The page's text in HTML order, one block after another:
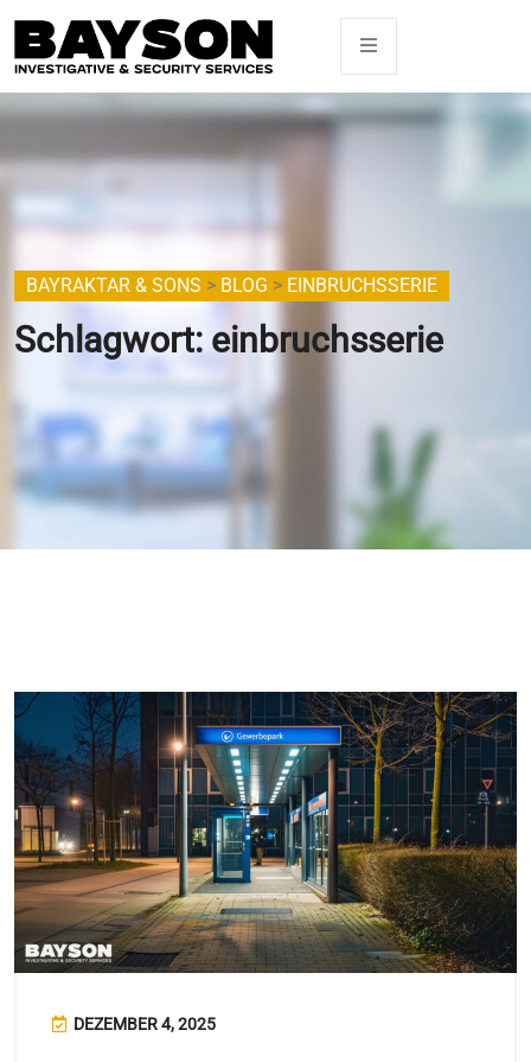
BAYRAKTAR & SONS > BLOG > EINBRUCHSSERIE
Schlagwort: einbruchsserie
DEZEMBER 4, 2025